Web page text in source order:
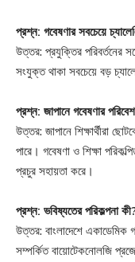
প্রশ্ন: গবেষণার সবচেয়ে
উত্তর: প্রযুক্তির পরিবর্তনের
সংযুক্ত থাকা সবচেয়ে বড়
প্রশ্ন: জাপানে গবেষণার
উত্তর: জাপানে শিক্ষার্থীরা
পারে। গবেষণা ও শিক্ষা
প্রচুর সহায়তা করে।
প্রশ্ন: ভবিষ্যতের পরিকল্পনা
উত্তর: বাংলাদেশে একাডেমিক
সম্পর্কিত বায়োটেকনোলজি